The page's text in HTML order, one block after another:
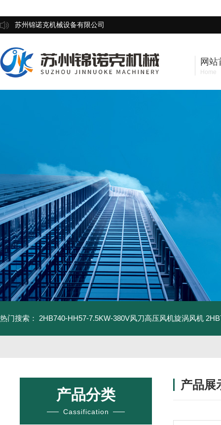
苏州锦诺克机械设备有限公司
网站
Home
热门搜索： 2HB740-HH57-7.5KW-380V风刀高压风机旋涡风机
产品分类
Cassification
产品展